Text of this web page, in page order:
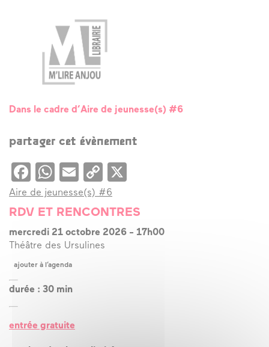
Dans le cadre d’Aire de jeunesse(s) #6
partager cet évènement
Facebook
WhatsApp
EmailCopy
Link
Aire de jeunesse(s) #6
RDV ET RENCONTRES
mercredi 21 octobre 2026 - 17h00
Théâtre des Ursulines
ajouter à l’agenda
durée : 30 min
entrée gratuite